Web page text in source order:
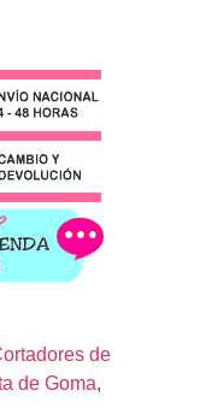
de
de Goma,